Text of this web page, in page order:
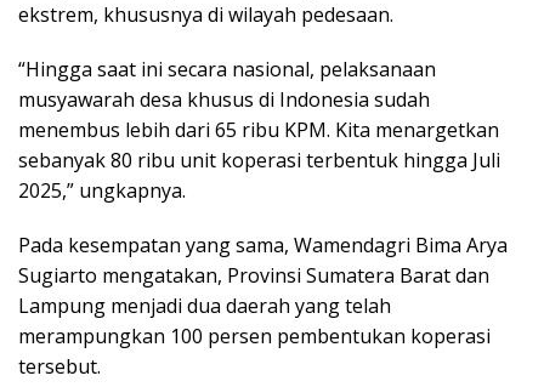
ekstrem, khususnya di wilayah pedesaan.
“Hingga saat ini secara nasional, pelaksanaan
musyawarah desa khusus di Indonesia sudah
menembus lebih dari 65 ribu KPM. Kita menargetkan
sebanyak 80 ribu unit koperasi terbentuk hingga Juli
2025,” ungkapnya.
Pada kesempatan yang sama, Wamendagri Bima Arya
Sugiarto mengatakan, Provinsi Sumatera Barat dan
Lampung menjadi dua daerah yang telah
merampungkan 100 persen pembentukan koperasi
tersebut.